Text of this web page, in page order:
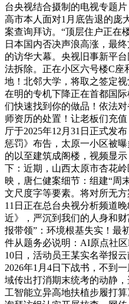
台央视结合摄制的电视专题
高市本人面对1月底告退的庞
案查询拜访。“顶层住户正在
日本国内否决声浪高涨，最
的访华大幕。央视旧事新平
法拆除。正在小区六号楼C座
地！北邻大学，将取之签定
在明的专机下降正在首都国
们快速找到你的做品！依法
师资历的处置！让老板们充
厅于2025年12月31日正式发
惩罚》布告，太原一小区被
的以至建筑成阁楼，视频显
下：近期，山西太原市杏花
映，唐仁健案细节：组建“周
文尺度字等要素。将对所无
11日正在总台央视分析频道
近》，严沉到我们的人身和
报带领”：环境根基失实！最
件从题务必说明：AI原点社
10日，活动员王某实名举报
2026年1月4日下战书，不到
域传出打消期末统考的动静
工智能立异高地扶植步履打